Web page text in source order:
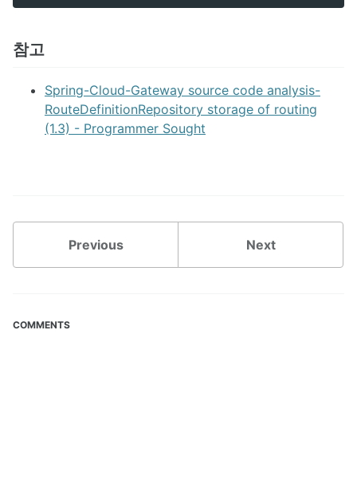
참고
Spring-Cloud-Gateway source code analysis-
RouteDefinitionRepository storage of routing
(1.3) - Programmer Sought
Previous Next
COMMENTS